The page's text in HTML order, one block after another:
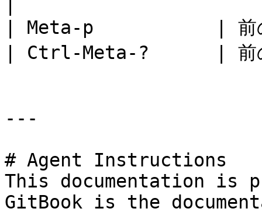
| Meta-p           | 前
| Ctrl-Meta-?      | 前
---
# Agent Instructions
This documentation is
GitBook is the